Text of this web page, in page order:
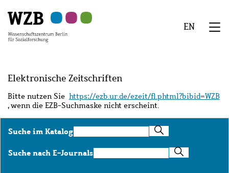
Hauptinhalt
springen
Navigation
springen
Suche
springen
Sekundärnavigation
springen
Fußzeile
springen
EN
Elektronische Zeitschriften
Bitte nutzen Sie https://ezb.ur.de/ezeit/fl.phtml?bibid=WZB
, wenn die EZB-Suchmaske nicht erscheint.
Suche im KatalogSuche
im
Katalog
Suche nach E-JournalsSuche
nach